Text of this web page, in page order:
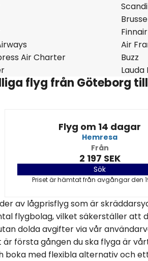
Finnair
Air
Air Charter Buzz
Lauda
flyg från Göteborg
Flyg om 14 dagar
Hemresa
Från
2 197 SEK
Sök
Priset är hämtat från avgångar den
av lågprisflyg som är
flygbolag, vilket säkerställer att
dolda avgifter via vår
första gången du ska flyga är
boka med flexibla alternativ och